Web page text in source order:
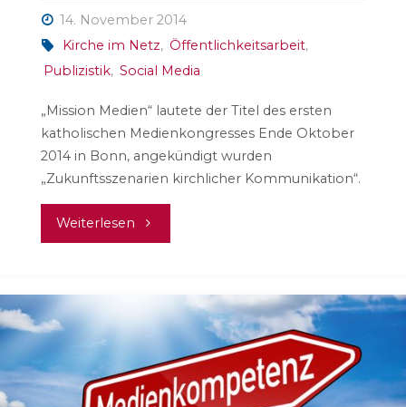
14. November 2014
Kirche im Netz, Öffentlichkeitsarbeit,
Publizistik, Social Media
„Mission Medien“ lautete der Titel des ersten
katholischen Medienkongresses Ende Oktober
2014 in Bonn, angekündigt wurden
„Zukunftsszenarien kirchlicher Kommunikation“.
Weiterlesen "Der
den
Papst